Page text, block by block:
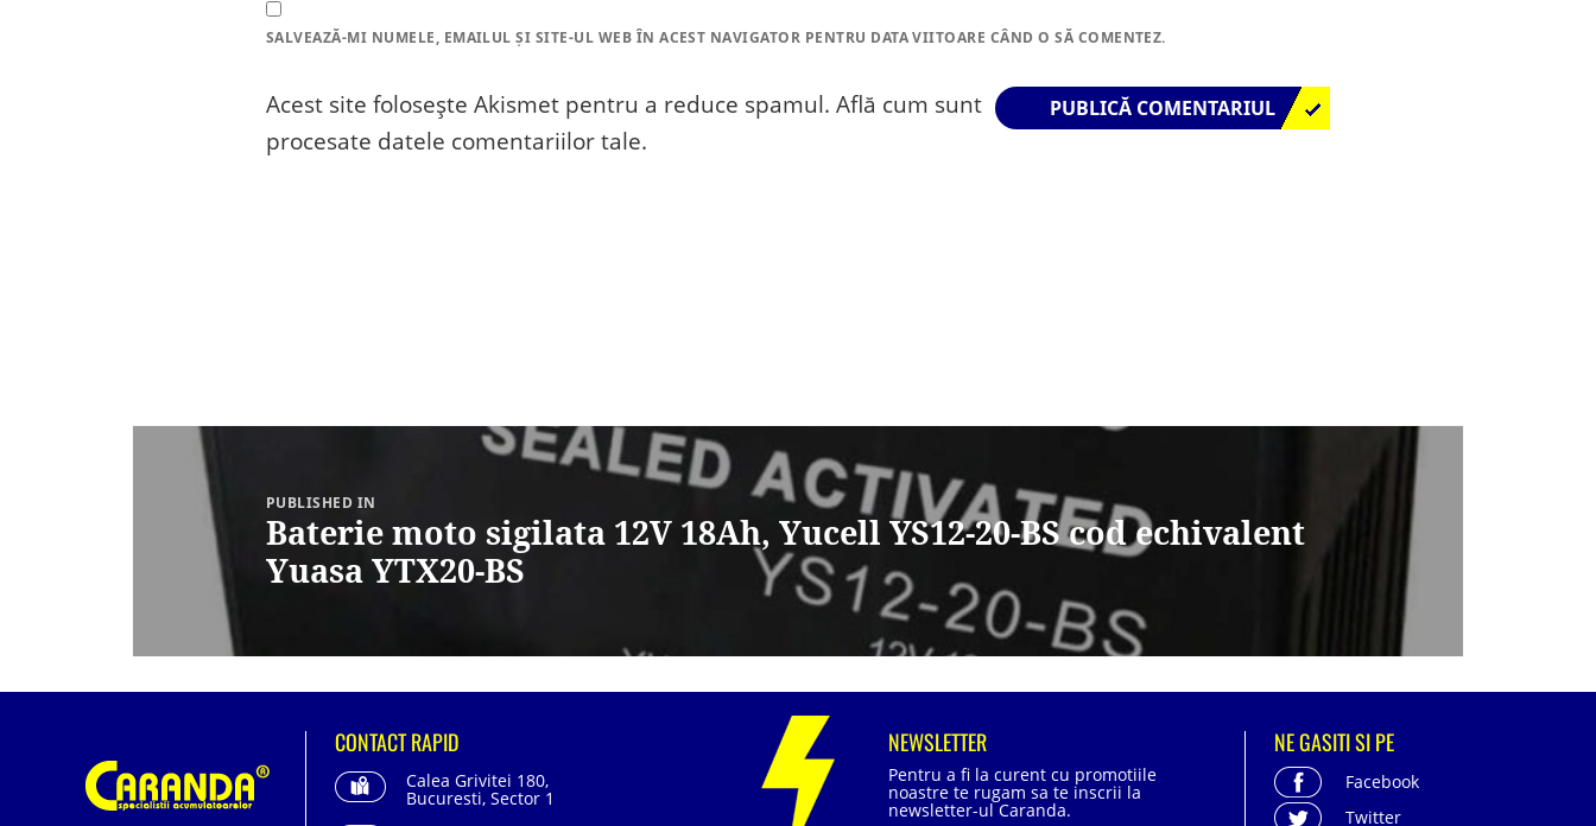
SALVEAZĂ-MI NUMELE, EMAILUL ȘI SITE-UL WEB ÎN ACEST NAVIGATOR PENTRU DATA VIITOARE CÂND O SĂ COMENTEZ.
Acest site folosește Akismet pentru a reduce spamul. Află cum sunt
procesate datele comentariilor tale.
Navigare
articole
PUBLISHED IN
Baterie moto sigilata 12V 18Ah, Yucell YS12-20-BS cod echivalent
Yuasa YTX20-BS
CONTACT RAPID
Calea Grivitei 180,
Bucuresti, Sector 1
NEWSLETTER
Pentru a fi la curent cu promotiile
noastre te rugam sa te inscrii la
newsletter-ul Caranda.
NE GASITI SI PE
Facebook
Twitter